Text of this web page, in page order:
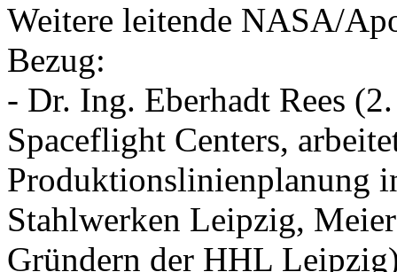
Weitere leitende NASA/
Bezug:
- Dr. Ing. Eberhadt Rees
Spaceflight Centers,
Produktionslinienplanung
Stahlwerken Leipzig,
Gründern der HHL